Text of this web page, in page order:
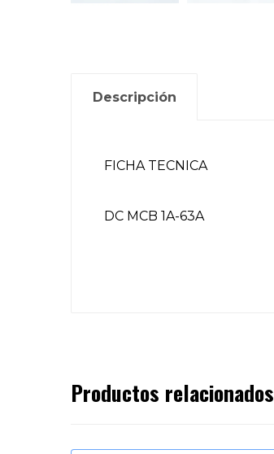
Descripción
FICHA TECNICA
DC MCB 1A-63A
Productos relacionados